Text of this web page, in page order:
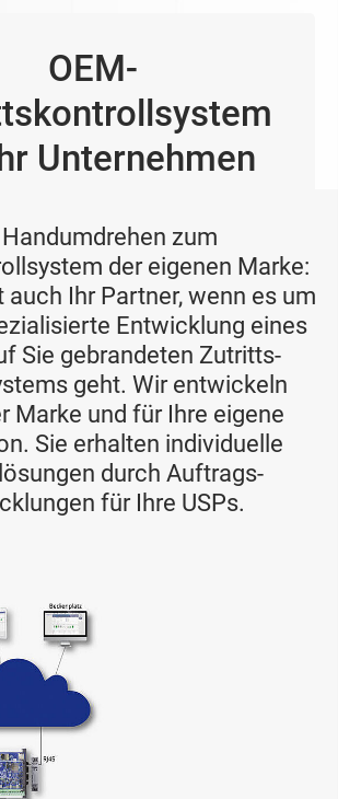
OEM-
Unternehmen
zum
der eigenen Marke:
auch Ihr Partner, wenn es um
Entwicklung eines
Sie gebrandeten Zutritts­
geht. Wir entwickeln
Marke und für Ihre eigene
Sie erhalten individuelle
durch Auftrags­
für Ihre USPs.